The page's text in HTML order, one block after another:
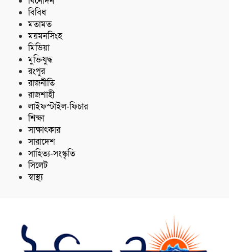
বিবিধ
মতামত
ময়মনসিংহ
মিডিয়া
মুক্তিযুদ্ধ
রংপুর
রাজনীতি
রাজশাহী
লাইফস্টাইল-ফিচার
শিক্ষা
সাক্ষাৎকার
সারাদেশ
সাহিত্য-সংস্কৃতি
সিলেট
স্বাস্থ্য